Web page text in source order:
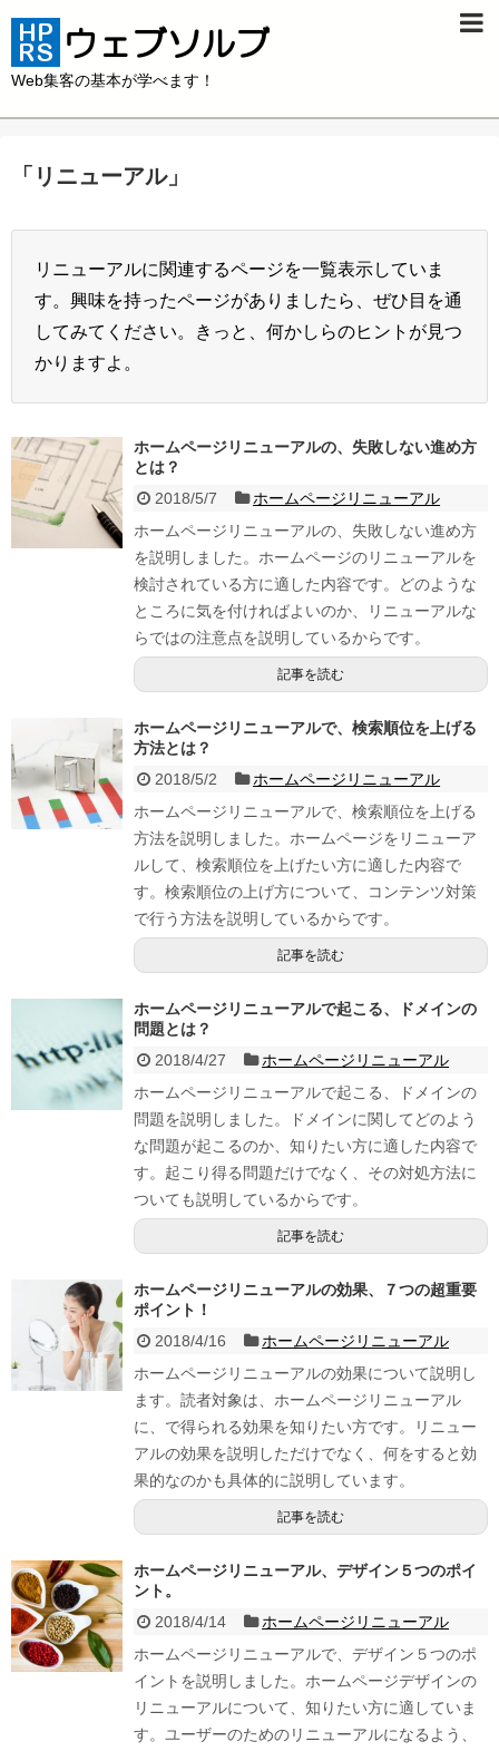
Web集客の基本が学べます！
「 リニューアル」
リニューアルに関連するページを一覧表示していま
す。興味を持ったページがありましたら、ぜひ目を通
してみてください。きっと、何かしらのヒントが見つ
かりますよ。
ホームページリニューアルの、失敗しない進め方
とは？
2018/5/7
ホームページリニューアル
ホームページリニューアルの、失敗しない進め方
を説明しました。ホームページのリニューアルを
検討されている方に適した内容です。どのような
ところに気を付ければよいのか、リニューアルな
らではの注意点を説明しているからです。
記事を読む
ホームページリニューアルで、検索順位を上げる
方法とは？
2018/5/2
ホームページリニューアル
ホームページリニューアルで、検索順位を上げる
方法を説明しました。ホームページをリニューア
ルして、検索順位を上げたい方に適した内容で
す。検索順位の上げ方について、コンテンツ対策
で行う方法を説明しているからです。
記事を読む
ホームページリニューアルで起こる、ドメインの
問題とは？
2018/4/27
ホームページリニューアル
ホームページリニューアルで起こる、ドメインの
問題を説明しました。ドメインに関してどのよう
な問題が起こるのか、知りたい方に適した内容で
す。起こり得る問題だけでなく、その対処方法に
ついても説明しているからです。
記事を読む
ホームページリニューアルの効果、７つの超重要
ポイント！
2018/4/16
ホームページリニューアル
ホームページリニューアルの効果について説明し
ます。読者対象は、ホームページリニューアル
に、で得られる効果を知りたい方です。リニュー
アルの効果を説明しただけでなく、何をすると効
果的なのかも具体的に説明しています。
記事を読む
ホームページリニューアル、デザイン５つのポイ
ント。
2018/4/14
ホームページリニューアル
ホームページリニューアルで、デザイン５つのポ
イントを説明しました。ホームページデザインの
リニューアルについて、知りたい方に適していま
す。ユーザーのためのリニューアルになるよう、